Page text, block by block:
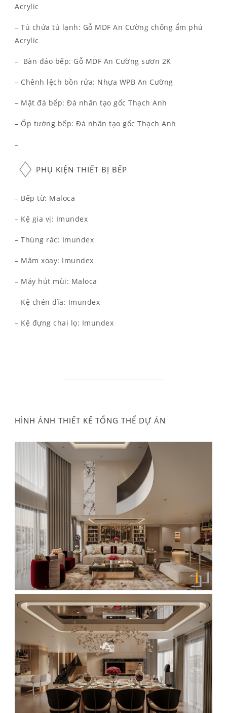
Acrylic
– Tủ chứa tủ lạnh: Gỗ MDF An Cường chống ẩm phủ
Acrylic
– Bàn đảo bếp: Gỗ MDF An Cường sươn 2K
– Chênh lệch bồn rửa: Nhựa WPB An Cường
– Mặt đá bếp: Đá nhân tạo gốc Thạch Anh
– Ốp tường bếp: Đá nhân tạo gốc Thạch Anh
–
PHỤ KIỆN THIẾT BỊ BẾP
– Bếp từ: Maloca
– Kệ gia vị: Imundex
– Thùng rác: Imundex
– Mâm xoay: Imundex
– Máy hút mùi: Maloca
– Kệ chén đĩa: Imundex
– Kệ đựng chai lọ: Imundex
HÌNH ẢNH THIẾT KẾ TỔNG THỂ DỰ ÁN